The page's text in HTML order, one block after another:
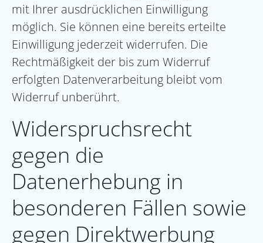
mit Ihrer ausdrücklichen Einwilligung
möglich. Sie können eine bereits erteilte
Einwilligung jederzeit widerrufen. Die
Rechtmäßigkeit der bis zum Widerruf
erfolgten Datenverarbeitung bleibt vom
Widerruf unberührt.
Widerspruchsrecht
gegen die
Datenerhebung in
besonderen Fällen sowie
gegen Direktwerbung